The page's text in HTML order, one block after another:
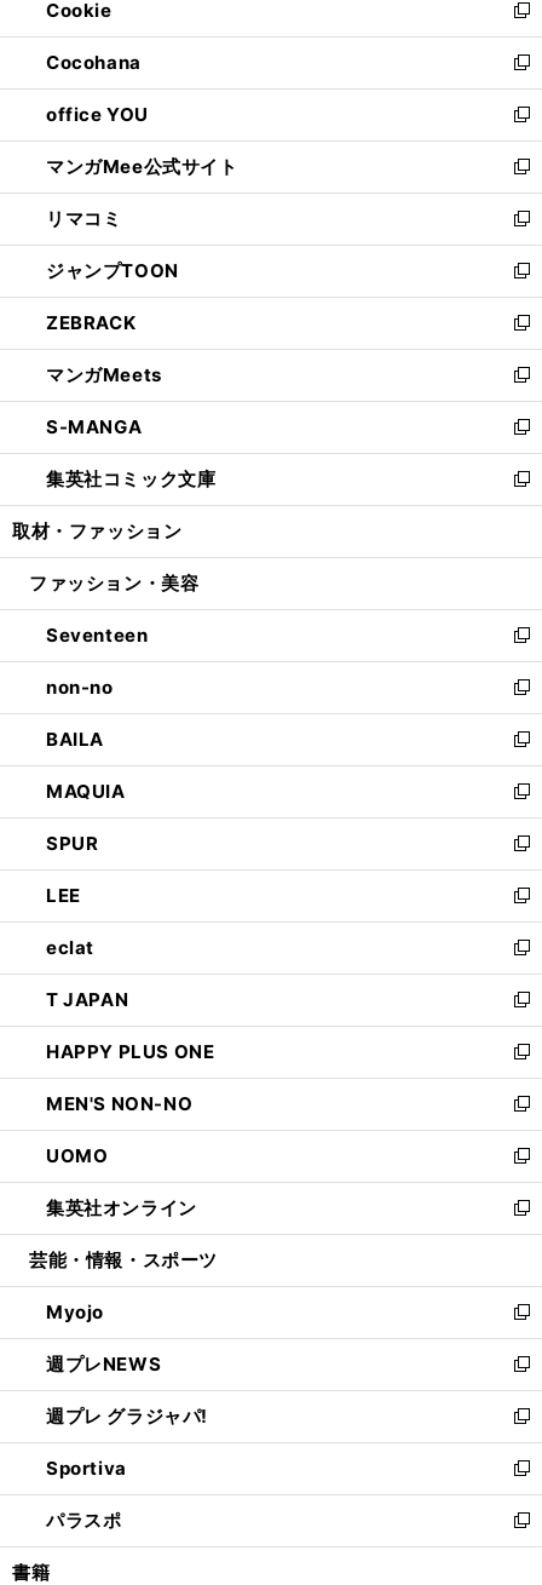
く
で
開
く
ド
ウ
で
開
く
ィ
ン
ド
ウ
で
開
く
Cookie
新
し
い
ウ
ィ
ン
ド
ウ
で
開
く
Cocohana
新
し
い
ウ
ィ
ン
ド
ウ
で
開
く
office YOU
新
し
い
ウ
ィ
ン
ド
ウ
で
開
く
マンガMee公式サイト
新
し
い
ウ
ィ
ン
ド
ウ
で
開
く
リマコミ
新
し
い
ウ
ィ
ン
ド
ウ
で
開
く
ジャンプTOON
新
し
い
ウ
ィ
ン
ド
ウ
で
開
ZEBRACK
新
し
い
ウ
ィ
ン
ド
ウ
開
マンガMeets
新
し
い
ウ
ィ
ン
ウ
開
く
S-MANGA
新
し
い
ウ
ン
ウ
で
開
く
集英社コミック文庫
新
し
ウ
ン
ド
ウ
で
開
く
取材・ファッション
ファッション・美容
Seventeen
新
し
い
ウ
ィ
ン
ド
ウ
で
開
く
non-no
新
し
い
ウ
ィ
ン
ド
ウ
で
開
く
BAILA
新
し
い
ウ
ィ
ン
ド
ウ
で
開
く
MAQUIA
新
し
い
ウ
ィ
ン
ド
ウ
で
開
く
SPUR
新
し
い
ウ
ィ
ン
ド
ウ
で
開
く
LEE
新
し
い
ウ
ィ
ン
ド
ウ
で
開
く
eclat
新
し
い
ウ
ィ
ン
ド
ウ
で
開
く
T JAPAN
新
し
い
ウ
ィ
ン
ド
ウ
で
開
HAPPY PLUS ONE
新
し
い
ウ
ィ
ン
ド
ウ
開
く
MEN'S NON-NO
新
し
い
ウ
ィ
ン
ウ
で
開
く
UOMO
新
し
い
ウ
ン
ド
ウ
で
開
く
集英社オンライン
新
し
ウ
ィ
ン
ド
ウ
で
開
く
芸能・情報・スポーツ
Myojo
新
し
い
ウ
ィ
ン
ド
ウ
で
開
週プレNEWS
新
し
い
ウ
ィ
ン
ド
ウ
週プレ グラジャパ!
新
し
い
ウ
ィ
ン
Sportiva
新
し
い
ウ
パラスポ
新
し
書籍